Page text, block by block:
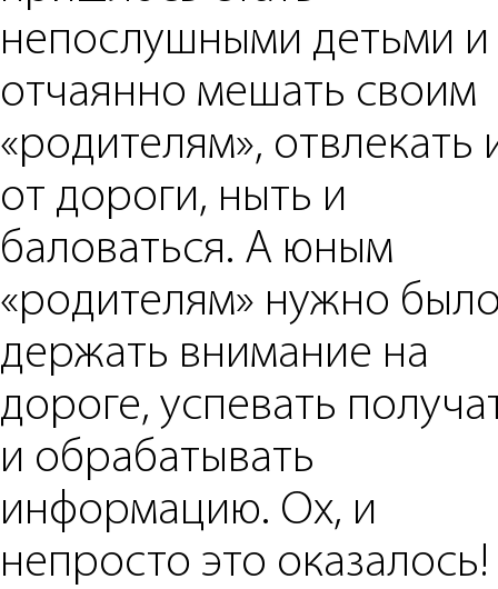
непослушными детьми и
отчаянно мешать своим
«родителям», отвлекать
от дороги, ныть и
баловаться. А юным
«родителям» нужно
держать внимание на
дороге, успевать
и обрабатывать
информацию. Ох, и
непросто это оказалось!